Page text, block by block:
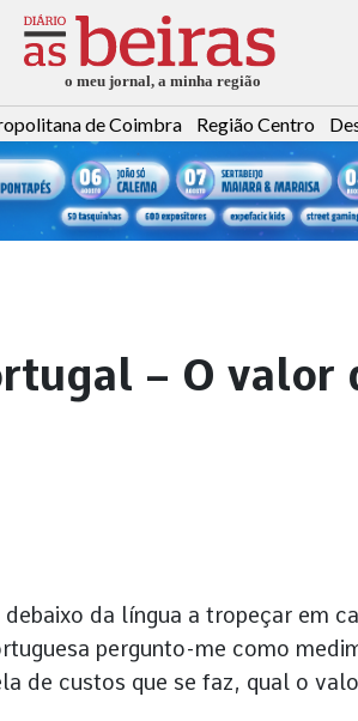
de Coimbra Região Centro
– O valor
da língua a tropeçar em
pergunto-me como
de custos que se faz, qual o